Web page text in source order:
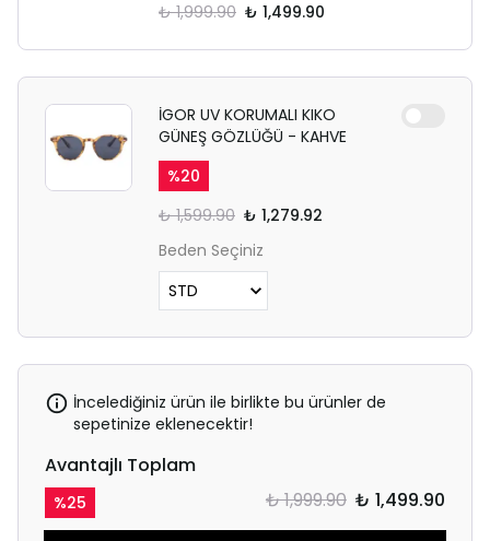
₺ 1,999.90 ₺ 1,499.90
İGOR UV KORUMALI KIKO
GÜNEŞ GÖZLÜĞÜ - KAHVE
%20
₺ 1,599.90 ₺ 1,279.92
Beden Seçiniz
İncelediğiniz ürün ile birlikte bu ürünler de
sepetinize eklenecektir!
Avantajlı Toplam
%25 ₺ 1,999.90 ₺ 1,499.90